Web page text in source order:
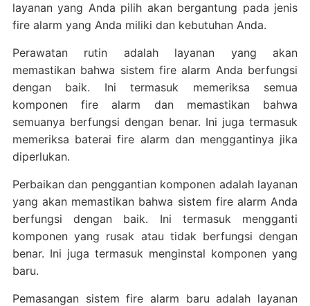
layanan yang Anda pilih akan bergantung pada jenis
fire alarm yang Anda miliki dan kebutuhan Anda.
Perawatan rutin adalah layanan yang akan
memastikan bahwa sistem fire alarm Anda berfungsi
dengan baik. Ini termasuk memeriksa semua
komponen fire alarm dan memastikan bahwa
semuanya berfungsi dengan benar. Ini juga termasuk
memeriksa baterai fire alarm dan menggantinya jika
diperlukan.
Perbaikan dan penggantian komponen adalah layanan
yang akan memastikan bahwa sistem fire alarm Anda
berfungsi dengan baik. Ini termasuk mengganti
komponen yang rusak atau tidak berfungsi dengan
benar. Ini juga termasuk menginstal komponen yang
baru.
Pemasangan sistem fire alarm baru adalah layanan